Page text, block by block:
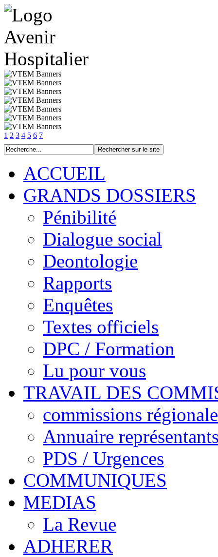
1 2 3 4 5 6 7
ACCUEIL
GRANDS DOSSIERS
Pénibilité
Dialogue social
Deontologie
Rapports
Enquêtes
Textes officiels
DPC / Formation
Lu pour vous
TRAVAIL DES
commissions
Annuaire
PDS / Urgences
COMMUNIQUES
MEDIAS
La Revue
ADHERER